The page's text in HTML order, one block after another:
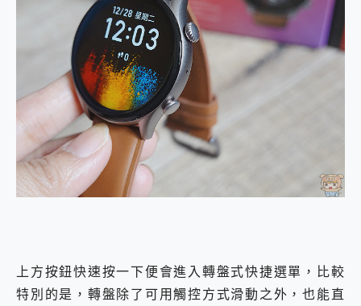
上方按鈕快速按一下便會進入轉盤式快捷選單，比較
特別的是，轉盤除了可用觸控方式滑動之外，也能直